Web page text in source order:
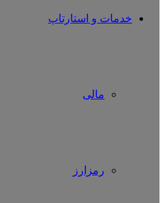
خدمات و استارتاپ
مالی
رمزارز